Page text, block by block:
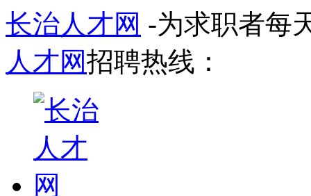
长治人才网 -为求职者每
人才网招聘热线：